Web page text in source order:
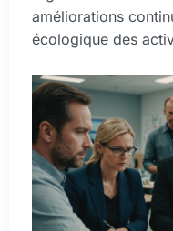
améliorations
écologique des